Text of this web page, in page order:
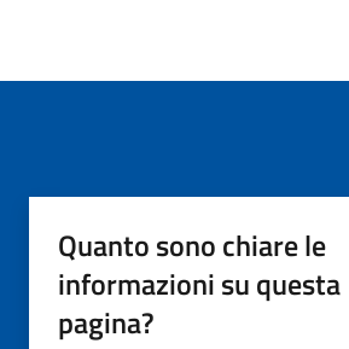
Quanto sono chiare le
informazioni su questa
pagina?